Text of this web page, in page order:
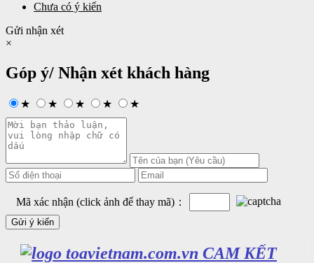
Chưa có ý kiến
Gửi nhận xét
×
Góp ý/ Nhận xét khách hàng
★ ★ ★ ★ ★
Mã xác nhận (click ảnh để thay mã)：
CAM KẾT